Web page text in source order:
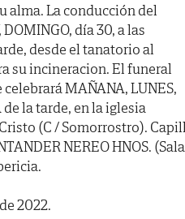
alma. La conducción del
día 30, a las
desde el tanatorio al
su incineracion. El funeral
MAÑANA, LUNES,
de la tarde, en la iglesia
(C / Somorrostro).
NEREO HNOS. (Sala
2022.